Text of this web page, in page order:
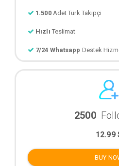
1.500 Adet Türk Takipçi
Hızlı Teslimat
7/24 Whatsapp
2500
12.99
BUY